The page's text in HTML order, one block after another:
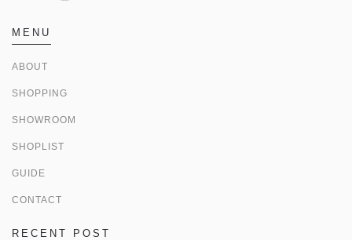
MENU
ABOUT
SHOPPING
SHOWROOM
SHOPLIST
GUIDE
CONTACT
RECENT POST